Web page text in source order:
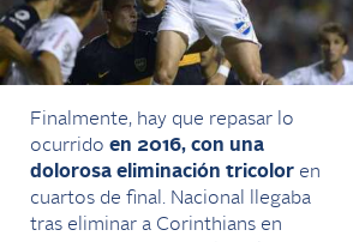
Finalmente, hay que repasar lo
ocurrido en 2016, con una
dolorosa eliminación tricolor en
cuartos de final. Nacional llegaba
tras eliminar a Corinthians en